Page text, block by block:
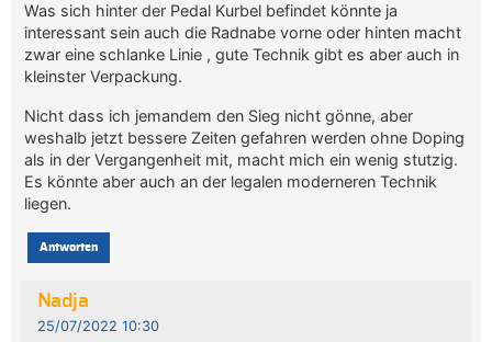
Was sich hinter der Pedal Kurbel befindet könnte ja
interessant sein auch die Radnabe vorne oder hinten macht
zwar eine schlanke Linie , gute Technik gibt es aber auch in
kleinster Verpackung.
Nicht dass ich jemandem den Sieg nicht gönne, aber
weshalb jetzt bessere Zeiten gefahren werden ohne Doping
als in der Vergangenheit mit, macht mich ein wenig stutzig.
Es könnte aber auch an der legalen moderneren Technik
liegen.
Antworten
Nadja
25/07/2022 10:30